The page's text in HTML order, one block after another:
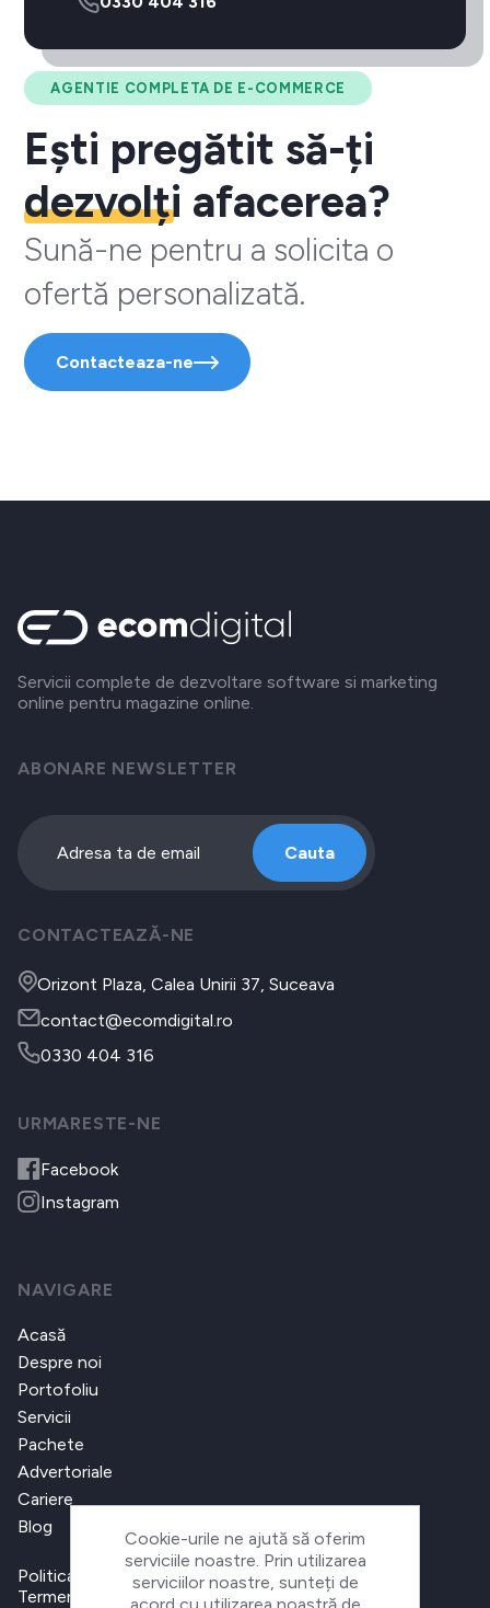
AGENTIE COMPLETA DE E-COMMERCE
Ești pregătit să-ți
dezvolți afacerea?
Sună-ne pentru a solicita o
ofertă personalizată.
Contacteaza-ne
Servicii complete de dezvoltare software si marketing
online pentru magazine online.
ABONARE NEWSLETTER
Cauta
CONTACTEAZĂ-NE
Orizont Plaza, Calea Unirii 37, Suceava
contact@ecomdigital.ro
0330 404 316
URMARESTE-NE
Facebook
Instagram
NAVIGARE
Acasă
Despre noi
Portofoliu
Servicii
Pachete
Advertoriale
Cariere
Blog
Politica de confidențialitate
Termeni și condiții
Cookie-urile ne ajută să oferim
serviciile noastre. Prin utilizarea
serviciilor noastre, sunteți de